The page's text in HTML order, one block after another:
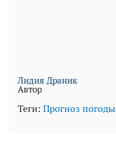
Лидия Драник
Автор
Теги: Прогноз погоды